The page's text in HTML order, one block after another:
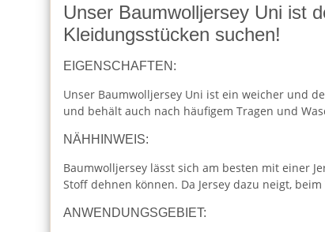
Unser Baumwolljersey Uni ist
Kleidungsstücken suchen!
EIGENSCHAFTEN:
Unser Baumwolljersey Uni ist ein weicher und
und behält auch nach häufigem Tragen und
NÄHHINWEIS:
Baumwolljersey lässt sich am besten mit einer
Stoff dehnen können. Da Jersey dazu neigt,
ANWENDUNGSGEBIET: